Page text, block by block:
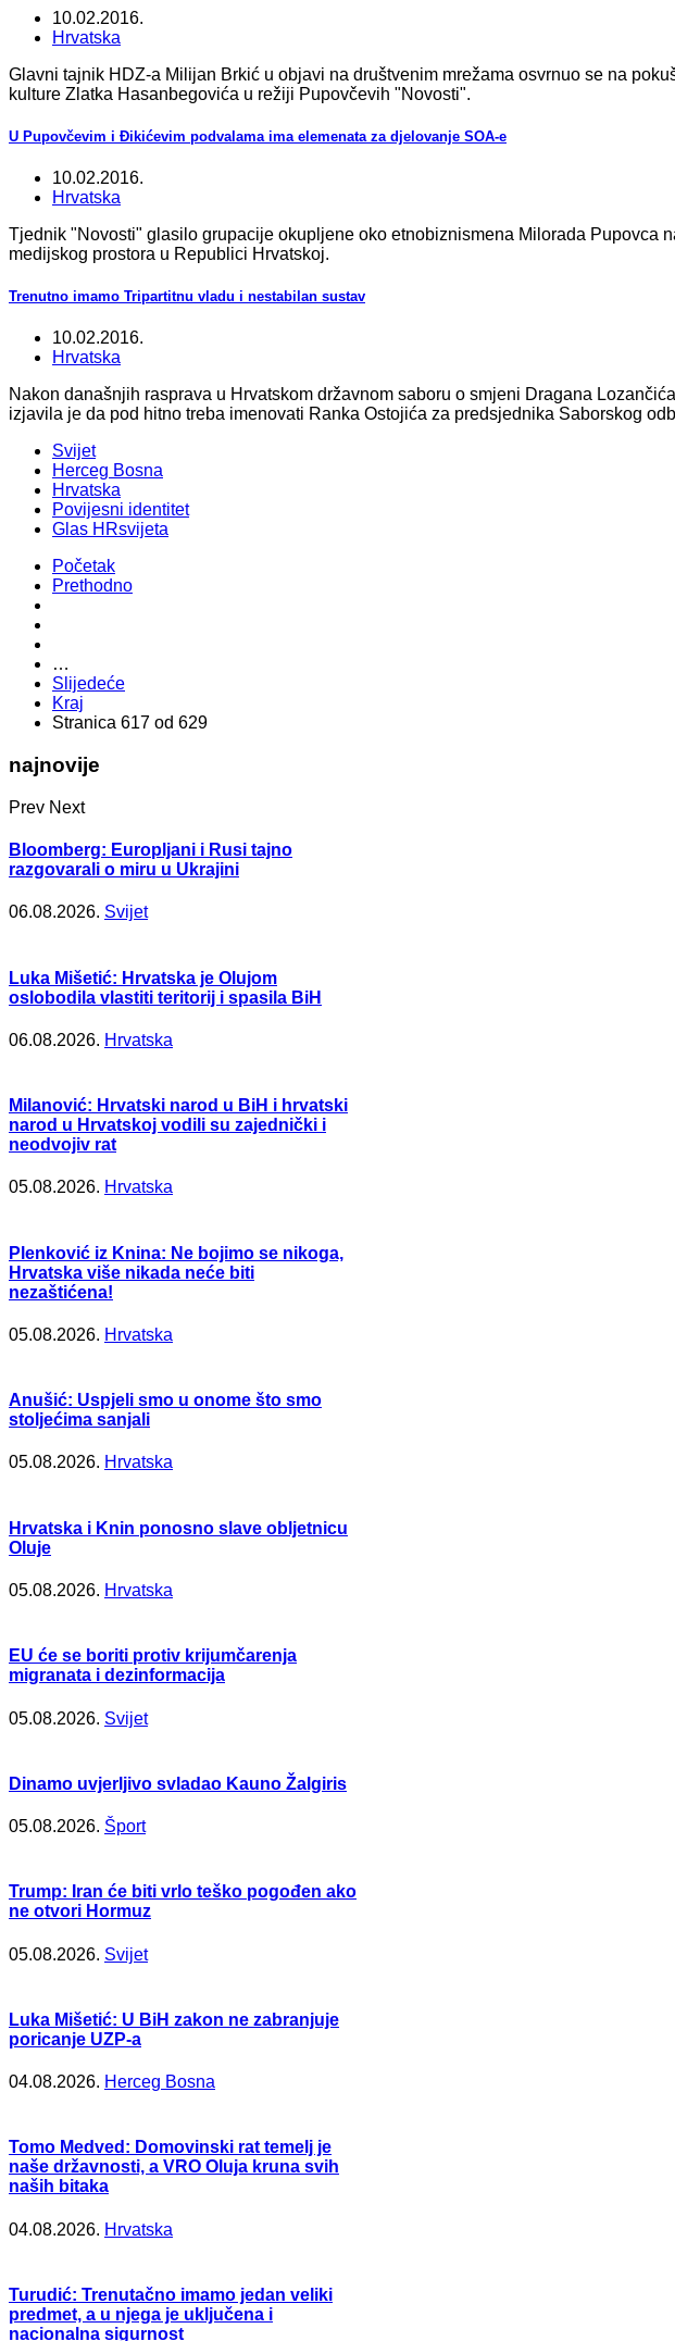
10.02.2016.
Hrvatska
Glavni tajnik HDZ-a Milijan Brkić u objavi na društvenim mrežama osvrnuo se na
kulture Zlatka Hasanbegovića u režiji Pupovčevih "Novosti".
U Pupovčevim i Đikićevim podvalama ima elemenata za djelovanje SOA-e
10.02.2016.
Hrvatska
Tjednik "Novosti" glasilo grupacije okupljene oko etnobiznismena Milorada Pupovca
medijskog prostora u Republici Hrvatskoj.
Trenutno imamo Tripartitnu vladu i nestabilan sustav
10.02.2016.
Hrvatska
Nakon današnjih rasprava u Hrvatskom državnom saboru o smjeni Dragana
izjavila je da pod hitno treba imenovati Ranka Ostojića za predsjednika Saborskog
Svijet
Herceg Bosna
Hrvatska
Povijesni identitet
Glas HRsvijeta
Početak
Prethodno
…
Slijedeće
Kraj
Stranica 617 od 629
najnovije
Prev Next
Bloomberg: Europljani i Rusi tajno
razgovarali o miru u Ukrajini
06.08.2026. Svijet
Luka Mišetić: Hrvatska je Olujom
oslobodila vlastiti teritorij i spasila BiH
06.08.2026. Hrvatska
Milanović: Hrvatski narod u BiH i hrvatski
narod u Hrvatskoj vodili su zajednički i
neodvojiv rat
05.08.2026. Hrvatska
Plenković iz Knina: Ne bojimo se nikoga,
Hrvatska više nikada neće biti
nezaštićena!
05.08.2026. Hrvatska
Anušić: Uspjeli smo u onome što smo
stoljećima sanjali
05.08.2026. Hrvatska
Hrvatska i Knin ponosno slave obljetnicu
Oluje
05.08.2026. Hrvatska
EU će se boriti protiv krijumčarenja
migranata i dezinformacija
05.08.2026. Svijet
Dinamo uvjerljivo svladao Kauno Žalgiris
05.08.2026. Šport
Trump: Iran će biti vrlo teško pogođen ako
ne otvori Hormuz
05.08.2026. Svijet
Luka Mišetić: U BiH zakon ne zabranjuje
poricanje UZP-a
04.08.2026. Herceg Bosna
Tomo Medved: Domovinski rat temelj je
naše državnosti, a VRO Oluja kruna svih
naših bitaka
04.08.2026. Hrvatska
Turudić: Trenutačno imamo jedan veliki
predmet, a u njega je uključena i
nacionalna sigurnost